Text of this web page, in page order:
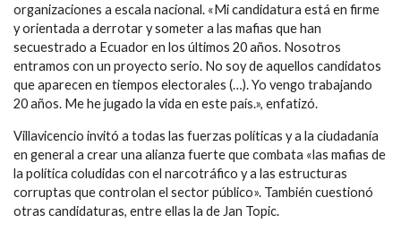
organizaciones a escala nacional. «Mi candidatura está en firme
y orientada a derrotar y someter a las mafias que han
secuestrado a Ecuador en los últimos 20 años. Nosotros
entramos con un proyecto serio. No soy de aquellos candidatos
que aparecen en tiempos electorales (…). Yo vengo trabajando
20 años. Me he jugado la vida en este país.», enfatizó.
Villavicencio invitó a todas las fuerzas políticas y a la ciudadanía
en general a crear una alianza fuerte que combata «las mafias de
la política coludidas con el narcotráfico y a las estructuras
corruptas que controlan el sector público». También cuestionó
otras candidaturas, entre ellas la de Jan Topic.